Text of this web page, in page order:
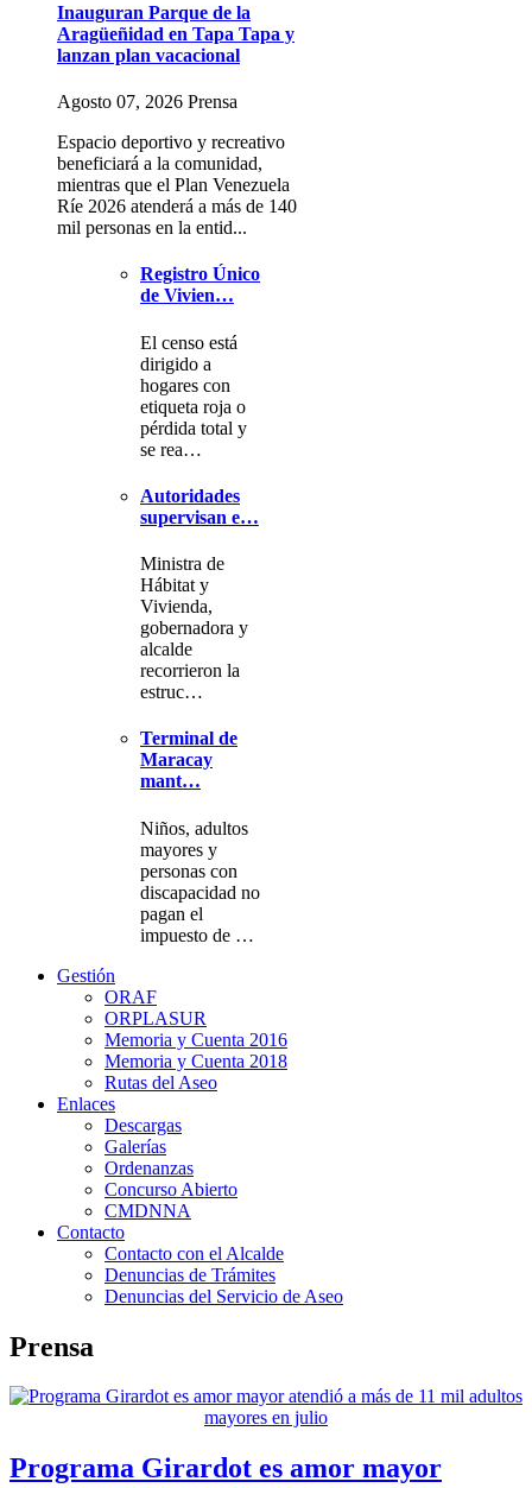
Inauguran Parque de la
Aragüeñidad en Tapa Tapa y
lanzan plan vacacional
Agosto 07, 2026 Prensa
Espacio deportivo y recreativo
beneficiará a la comunidad,
mientras que el Plan Venezuela
Ríe 2026 atenderá a más de 140
mil personas en la entid...
Registro Único
de Vivien…
El censo está
dirigido a
hogares con
etiqueta roja o
pérdida total y
se rea…
Autoridades
supervisan e…
Ministra de
Hábitat y
Vivienda,
gobernadora y
alcalde
recorrieron la
estruc…
Terminal de
Maracay
mant…
Niños, adultos
mayores y
personas con
discapacidad no
pagan el
impuesto de …
Gestión
ORAF
ORPLASUR
Memoria y Cuenta 2016
Memoria y Cuenta 2018
Rutas del Aseo
Enlaces
Descargas
Galerías
Ordenanzas
Concurso Abierto
CMDNNA
Contacto
Contacto con el Alcalde
Denuncias de Trámites
Denuncias del Servicio de Aseo
Prensa
Programa Girardot es amor mayor